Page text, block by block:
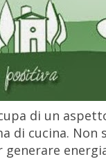
di un
di cucina.